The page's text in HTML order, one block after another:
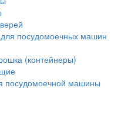
посудомоечных машин
(контейнеры)
посудомоечной машины